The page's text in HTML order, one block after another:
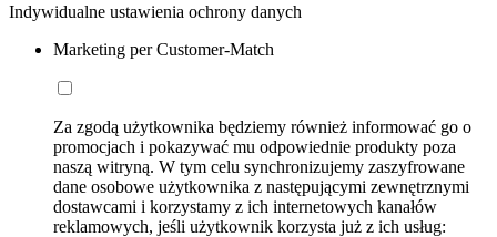
Indywidualne ustawienia ochrony danych
Marketing per Customer-Match
Za zgodą użytkownika będziemy również informować go o
promocjach i pokazywać mu odpowiednie produkty poza
naszą witryną. W tym celu synchronizujemy zaszyfrowane
dane osobowe użytkownika z następującymi zewnętrznymi
dostawcami i korzystamy z ich internetowych kanałów
reklamowych, jeśli użytkownik korzysta już z ich usług: